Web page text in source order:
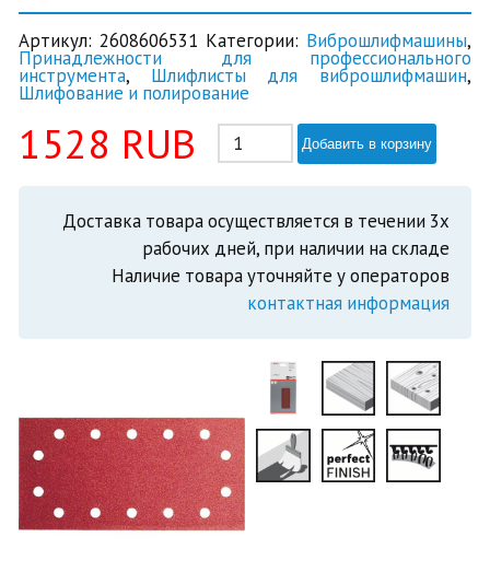
Артикул: 2608606531 Категории: Виброшлифмашины,
Принадлежности для профессионального
инструмента, Шлифлисты для виброшлифмашин,
Шлифование и полирование
1528 RUB Добавить в корзину
Доставка товара осуществляется в течении 3х
рабочих дней, при наличии на складе
Наличие товара уточняйте у операторов
контактная информация